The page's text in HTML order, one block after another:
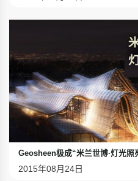
Geosheen极成“米兰世博·灯光照
2015年08月24日